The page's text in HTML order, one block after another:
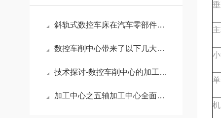
斜轨式数控车床在汽车零部件加工中的应用优势
数控车削中心带来了以下几大功能
技术探讨-数控车削中心的加工工艺
加工中心之五轴加工中心全面介绍